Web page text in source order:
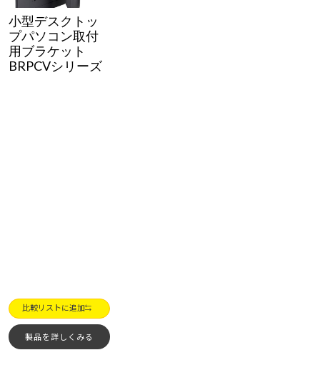
小型デスクトッ
プパソコン取付
用ブラケット
BRPCVシリーズ
比較リストに追加
製品を詳しくみる